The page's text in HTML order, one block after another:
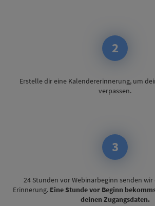
2
Erstelle dir eine Kalendererinnerung, um
verpassen.
3
24 Stunden vor Webinarbeginn senden wir
Erinnerung. Eine Stunde vor Beginn
deinen Zugangsdaten.